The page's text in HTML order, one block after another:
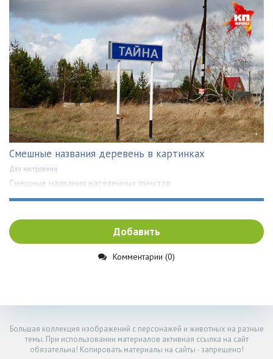
Смешные названия деревень в картинках
Для настроения
Смешные названия населенных пунктов
Добавить
Комментарии (0)
Большая коллекция изображений с персонажей и животных на разные
темы. При использовании материалов активная ссылка на сайт
обязательна! Копировать материалы на сайты - запрещено!